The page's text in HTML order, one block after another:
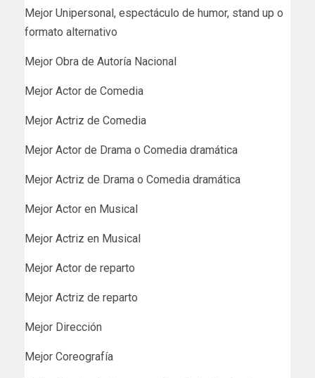
Mejor Unipersonal, espectáculo de humor, stand up o
formato alternativo
Mejor Obra de Autoría Nacional
Mejor Actor de Comedia
Mejor Actriz de Comedia
Mejor Actor de Drama o Comedia dramática
Mejor Actriz de Drama o Comedia dramática
Mejor Actor en Musical
Mejor Actriz en Musical
Mejor Actor de reparto
Mejor Actriz de reparto
Mejor Dirección
Mejor Coreografía